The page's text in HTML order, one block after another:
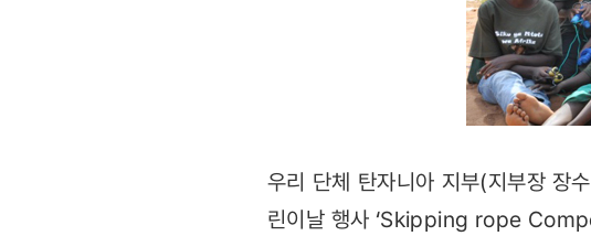
우리 단체 탄자니아 지부(지부장 장
린이날 행사 ‘Skipping rope